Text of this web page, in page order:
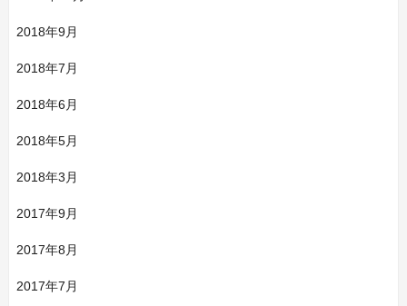
2018年9月
2018年7月
2018年6月
2018年5月
2018年3月
2017年9月
2017年8月
2017年7月